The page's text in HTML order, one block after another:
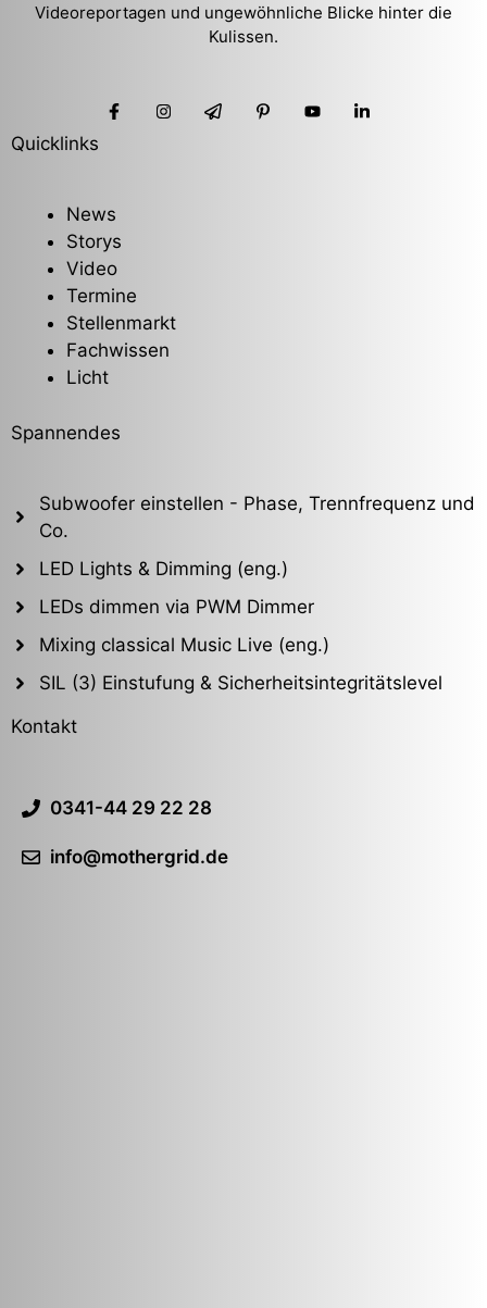
Videoreportagen und ungewöhnliche Blicke hinter die
Kulissen.
Quicklinks
News
Storys
Video
Termine
Stellenmarkt
Fachwissen
Licht
Spannendes
Subwoofer einstellen - Phase, Trennfrequenz und
Co.
LED Lights & Dimming (eng.)
LEDs dimmen via PWM Dimmer
Mixing classical Music Live (eng.)
SIL (3) Einstufung & Sicherheitsintegritätslevel
Kontakt
0341-44 29 22 28
info@mothergrid.de